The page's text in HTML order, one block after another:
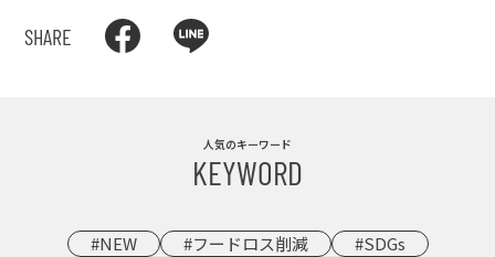
SHARE
人気のキーワード
KEYWORD
#NEW #フードロス削減
#SDGs